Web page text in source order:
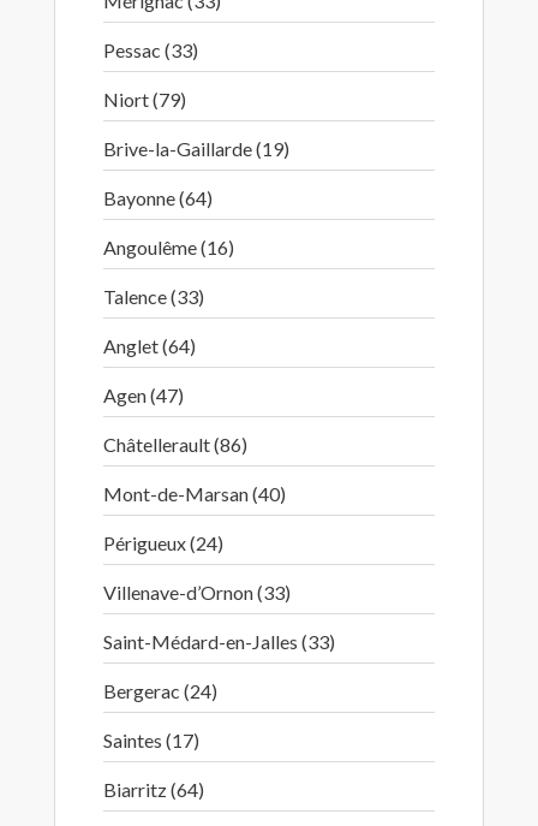
Pessac (33)
Niort (79)
Brive-la-Gaillarde (19)
Bayonne (64)
Angoulême (16)
Talence (33)
Anglet (64)
Agen (47)
Châtellerault (86)
Mont-de-Marsan (40)
Périgueux (24)
Villenave-d’Ornon (33)
Saint-Médard-en-Jalles (33)
Bergerac (24)
Saintes (17)
Biarritz (64)